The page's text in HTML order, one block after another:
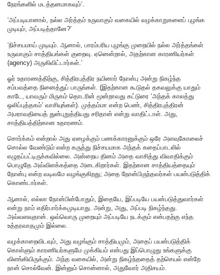
நேரங்களில் மடத்தனமாகவும்’.
‘அப்படியானால், நல்ல அர்த்தம் உருவாகும் வகையில் வழக்காறுகளைப் புழங்க
முடியும், அப்படித்தானே?’
‘நிச்சயமாய் முடியும். ஆனால், பாரம்பரிய புழங்கு முறையில் நல்ல அர்த்தங்கள்
உருவாகும் சாத்தியங்கள் குறைவு. ஏனென்றால், அதற்கான காரணியர்கள்
(agency) அருகிவிட்டார்கள்.’
ஓர் உதாரணத்திற்கு, சித்திரபுத்திர நயினார் நோன்பு அன்று நிகழ்ந்த
சம்பவத்தை நினைத்துப் பாருங்கள். (இதற்கான கூடுதல் தகவலுக்கு யாதும்
காடே, யாவரும் மிருகம் தொடரின் மூன்றாவது கட்டுரை ‘அந்தக் காலத்து
ஒலிப்புத்தகம்’ வாசியுங்கள்). முத்தம்மா என்ற பெண், சித்திரபுத்திரன்
அமராவதியைத் துன்புறுத்தியது சரிதான் என்று வாதிட்டாள். அது,
சாத்தியத்திற்கான உதாரணம்.
சொர்க்கம் என்றால் அது ஏழைக்கும் பணக்காரனுக்கும் ஒரே அளவுகோலைச்
சொல்ல வேண்டும் என்ற கருத்து நிச்சயமாக அந்தக் கதைப்பாடலில்
எழுதப்பட்டிருக்கவில்லை. அன்றைய தினம் அதை வாசித்து விவாதிக்கும்
பொழுதே அவ்விளக்கத்தை அடைகிறார்கள். இதற்கான சாத்தியத்தையும்
நோன்பு என்ற வடிவமே வழங்குகிறது; அதை நோன்பிருந்தவர்கள் பயன்படுத்திக்
கொண்டார்கள்.
ஆனால், எல்லா நோன்பின்போதும், இதையே, இப்படியே பயன்படுத்துவார்கள்
என்று நாம் எதிர்பார்க்கமுடியாது. அன்று, அது, அப்படி நிகழ்ந்தது.
அவ்வளவுதான். ஒவ்வொரு முறையும் அப்படியே நடக்கும் என்பதற்கு எந்த
உத்தரவாதமும் இல்லை.
வழக்காறைவிடவும், அது வழங்கும் சாத்தியமும், அதைப் பயன்படுத்திக்
கொள்ளும் காரணியர்களுமே முக்கியம் என்பது இப்பொழுது உங்களுக்கு
விளங்கியிருக்கும். அந்த வகையில், அன்று நிகழ்ந்ததைத் தற்செயல் என்றே
நான் சொல்வேன். இன்னும் சொன்னால், அதுவோர் அதிசயம்.